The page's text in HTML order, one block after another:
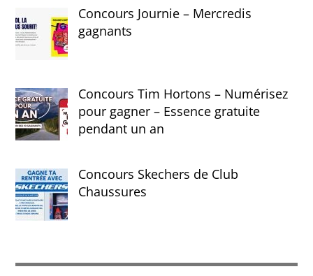
Concours Journie – Mercredis
gagnants
Concours Tim Hortons – Numérisez
pour gagner – Essence gratuite
pendant un an
Concours Skechers de Club
Chaussures